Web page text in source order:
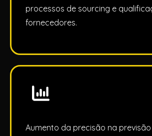
processos de sourcing e
fornecedores.
Aumento da precisão na